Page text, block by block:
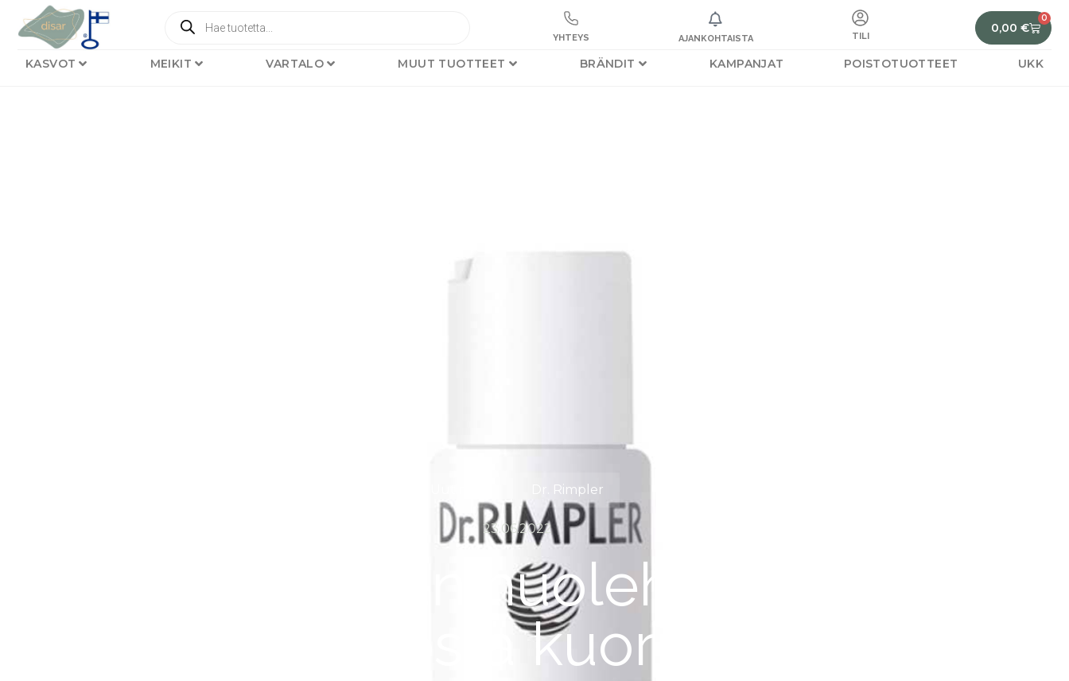
YHTEYS AJANKOHTAISTA TILI
0,00 €
0
KASVOT MEIKIT VARTALO MUUT TUOTTEET BRÄNDIT KAMPANJAT POISTOTUOTTEET UKK
Dr. Rimpler
23.06.2022
Muistathan huolehtia ihon
säännöllisestä kuorimisesta?